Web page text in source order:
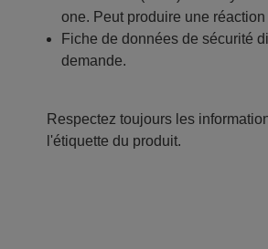
one. Peut produire une
Fiche de données de sécurité
demande.
Respectez toujours les
l'étiquette du produit.